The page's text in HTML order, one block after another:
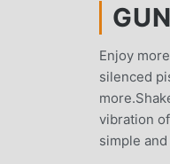
Enjoy
silenced
vibration
simple